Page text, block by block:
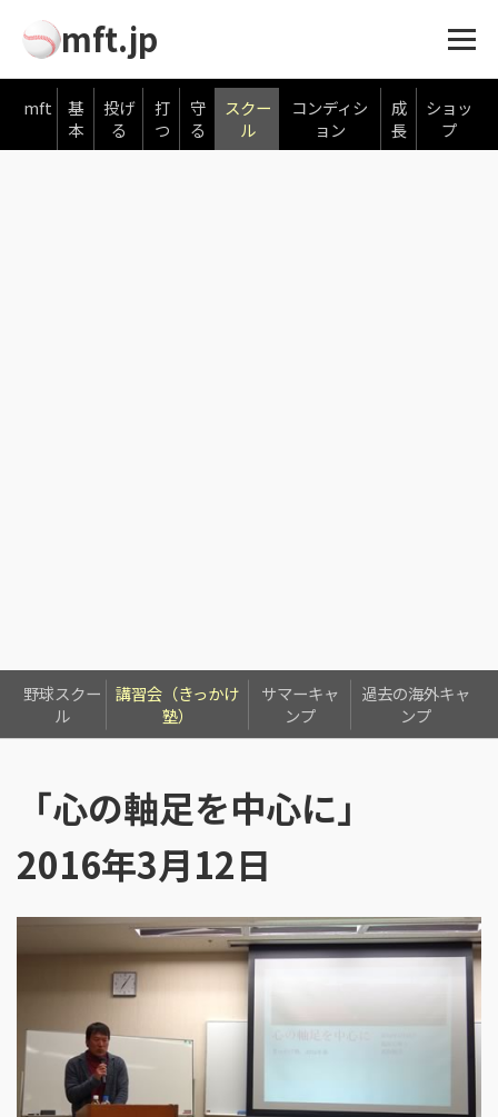
mft.jp
mft
基
本
投げ
る
打
つ
守
る
スクー
ル
コンディシ
ョン
成
長
ショッ
プ
野球スクー
ル
講習会（きっかけ
塾）
サマーキャ
ンプ
過去の海外キャ
ンプ
「心の軸足を中心に」
2016年3月12日